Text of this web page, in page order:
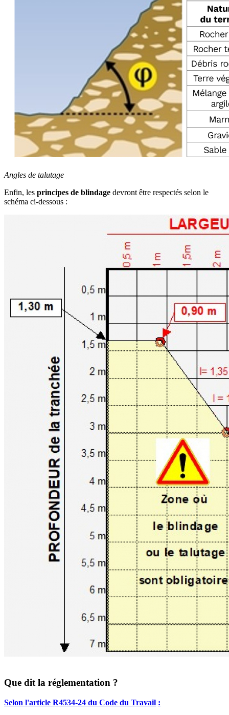
Angles de talutage
Enfin, les principes de blindage devront être respectés selon le
schéma ci-dessous :
Que dit la réglementation ?
Selon l'article R4534-24 du Code du Travail :